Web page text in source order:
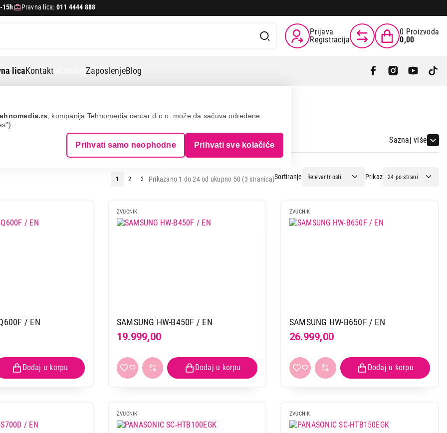
, kompanija Tehnomedia centar d.o.o. može da sačuva određene
Prihvati samo neophodne Prihvati sve kolačiće
15h Pravna lica: 011 4444 888
Prijava
Registracija
0 Proizvoda
0,00
licaKontakt eKatalogZaposlenjeBlog
Saznaj više
Sortiranje Prikaz
Prikazano 1 do 24 od ukupno 50 (3 stranica)
1 2 3
/ EN
ZVUCNIK
SAMSUNG HW-B450F / EN
19.999,00
ZVUCNIK
SAMSUNG HW-B650F / EN
26.999,00
ZVUCNIK ZVUCNIK